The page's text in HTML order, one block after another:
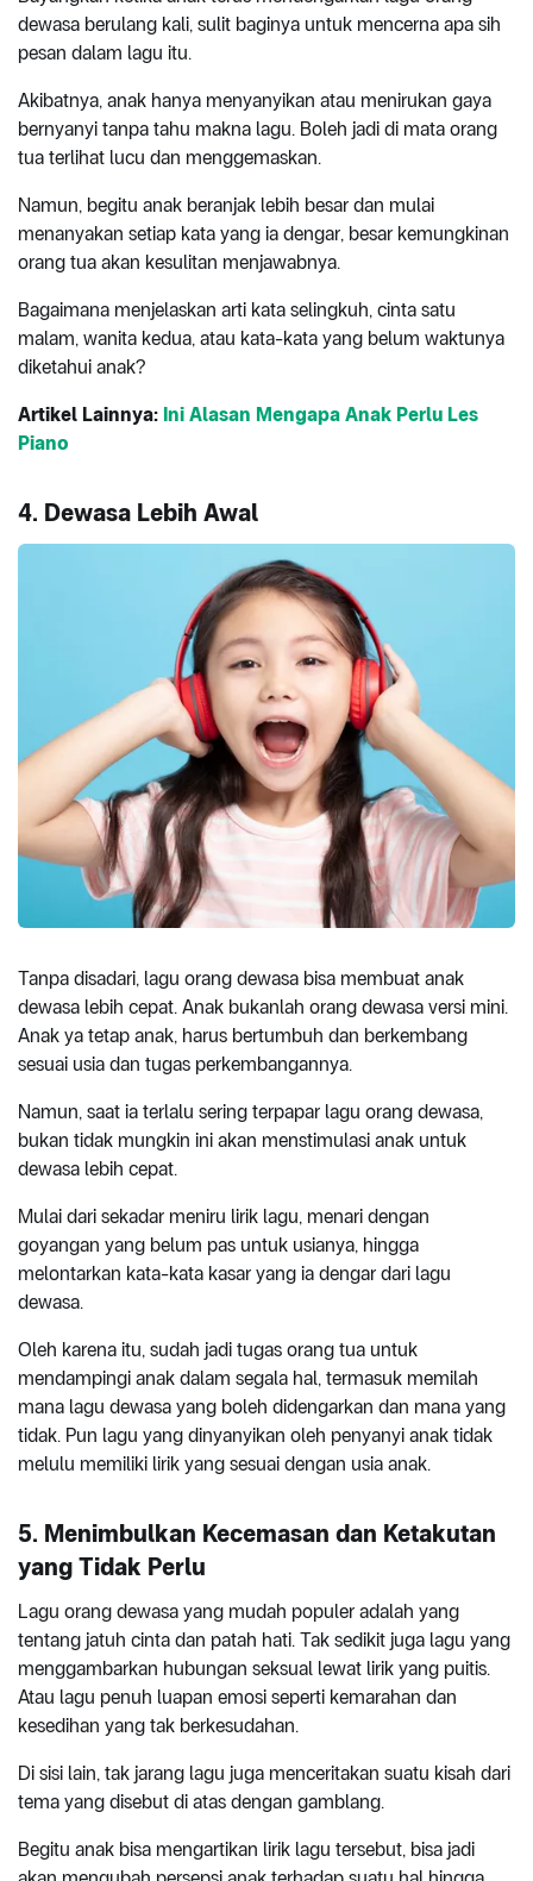
dewasa berulang kali, sulit baginya untuk mencerna apa sih
pesan dalam lagu itu.
Akibatnya, anak hanya menyanyikan atau menirukan gaya
bernyanyi tanpa tahu makna lagu. Boleh jadi di mata orang
tua terlihat lucu dan menggemaskan.
Namun, begitu anak beranjak lebih besar dan mulai
menanyakan setiap kata yang ia dengar, besar kemungkinan
orang tua akan kesulitan menjawabnya.
Bagaimana menjelaskan arti kata selingkuh, cinta satu
malam, wanita kedua, atau kata-kata yang belum waktunya
diketahui anak?
Artikel Lainnya: Ini Alasan Mengapa Anak Perlu Les
Piano
4. Dewasa Lebih Awal
Tanpa disadari, lagu orang dewasa bisa membuat anak
dewasa lebih cepat. Anak bukanlah orang dewasa versi mini.
Anak ya tetap anak, harus bertumbuh dan berkembang
sesuai usia dan tugas perkembangannya.
Namun, saat ia terlalu sering terpapar lagu orang dewasa,
bukan tidak mungkin ini akan menstimulasi anak untuk
dewasa lebih cepat.
Mulai dari sekadar meniru lirik lagu, menari dengan
goyangan yang belum pas untuk usianya, hingga
melontarkan kata-kata kasar yang ia dengar dari lagu
dewasa.
Oleh karena itu, sudah jadi tugas orang tua untuk
mendampingi anak dalam segala hal, termasuk memilah
mana lagu dewasa yang boleh didengarkan dan mana yang
tidak. Pun lagu yang dinyanyikan oleh penyanyi anak tidak
melulu memiliki lirik yang sesuai dengan usia anak.
5. Menimbulkan Kecemasan dan Ketakutan
yang Tidak Perlu
Lagu orang dewasa yang mudah populer adalah yang
tentang jatuh cinta dan patah hati. Tak sedikit juga lagu yang
menggambarkan hubungan seksual lewat lirik yang puitis.
Atau lagu penuh luapan emosi seperti kemarahan dan
kesedihan yang tak berkesudahan.
Di sisi lain, tak jarang lagu juga menceritakan suatu kisah dari
tema yang disebut di atas dengan gamblang.
Begitu anak bisa mengartikan lirik lagu tersebut, bisa jadi